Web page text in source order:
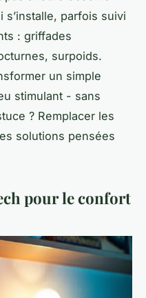
s’installe, parfois suivi
: griffades
surpoids.
un simple
stimulant - sans
? Remplacer les
solutions pensées
pour le confort